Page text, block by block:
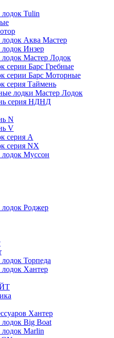
Tulin
Аква Мастер
Инзер
Мастер Лодок
серии Барс Гребные
серии Барс Моторные
серия Таймень
лодки Мастер Лодок
серия НДНД
N
V
серия А
серия NX
лодок Муссон
Роджер
Торпеда
Хантер
Хантер
Big Boat
Marlin